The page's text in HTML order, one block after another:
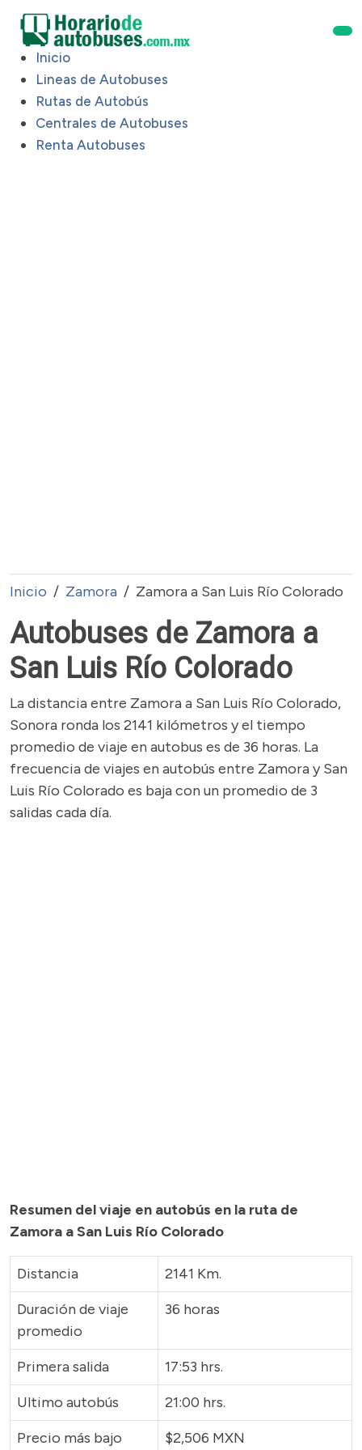
Inicio
Lineas de Autobuses
Rutas de Autobús
Centrales de Autobuses
Renta Autobuses
Inicio Zamora Zamora a San Luis Río Colorado
Autobuses de Zamora a
San Luis Río Colorado
La distancia entre Zamora a San Luis Río Colorado,
Sonora ronda los 2141 kilómetros y el tiempo
promedio de viaje en autobus es de 36 horas. La
frecuencia de viajes en autobús entre Zamora y San
Luis Río Colorado es baja con un promedio de 3
salidas cada día.
Resumen del viaje en autobús en la ruta de
Zamora a San Luis Río Colorado
Distancia
2141 Km.
Duración de viaje
promedio
36 horas
Primera salida
17:53 hrs.
Ultimo autobús
21:00 hrs.
Precio más bajo
$2,506 MXN